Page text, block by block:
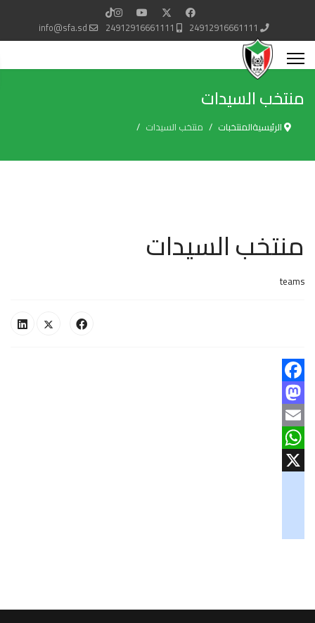
24912916661111
24912916661111
info@sfa.sd
منتخب السيدات
الرئيسيةالمنتخبات منتخب السيدات
منتخب السيدات
teams
Facebook
Mastodon
Email
WhatsApp